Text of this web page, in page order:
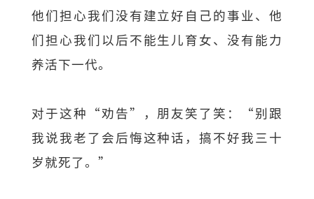
他们担心我们没有建立好自己的事业、他
们担心我们以后不能生儿育女、没有能力
养活下一代。
对于这种“劝告”，朋友笑了笑：“别跟
我说我老了会后悔这种话，搞不好我三十
岁就死了。”